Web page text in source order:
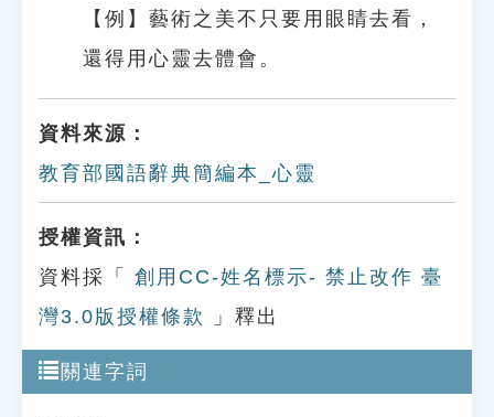
【例】藝術之美不只要用眼睛去看，
還得用心靈去體會。
資料來源：
教育部國語辭典簡編本_心靈
授權資訊：
資料採「
創用CC-姓名標示- 禁止改作 臺
灣3.0版授權條款
」釋出
關連字詞